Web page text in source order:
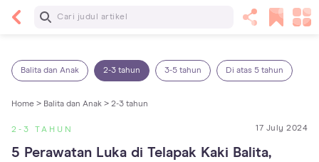
Baca Selanjutnya
Balita dan Anak 2-3 tahun 3-5 tahun Di atas 5 tahun
Home > Balita dan Anak > 2-3 tahun
2-3 TAHUN 17 July 2024
5 Perawatan Luka di Telapak Kaki Balita,